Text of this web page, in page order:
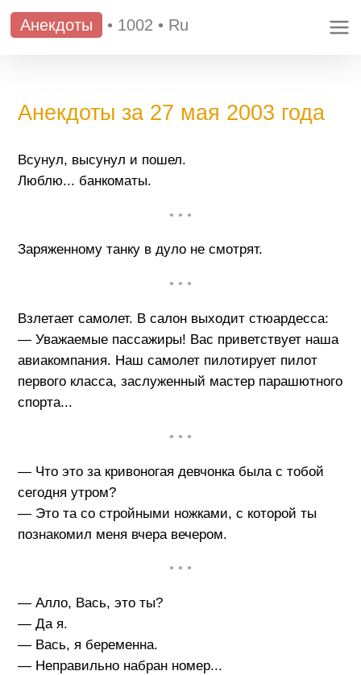
Анекдоты • 1002 • Ru
Анекдоты за 27 мая 2003 года
Всунул, высунул и пошел.
Люблю... банкоматы.
• • •
Заряженному танку в дуло не смотрят.
• • •
Взлетает самолет. В салон выходит стюардесса:
— Уважаемые пассажиры! Вас приветствует наша
авиакомпания. Наш самолет пилотирует пилот
первого класса, заслуженный мастер парашютного
спорта...
• • •
— Что это за кpивоногая девчонка была с тобой
сегодня yтpом?
— Это та со стpойными ножками, с котоpой ты
познакомил меня вчеpа вечеpом.
• • •
— Алло, Вась, это ты?
— Да я.
— Вась, я беременна.
— Неправильно набран номер...